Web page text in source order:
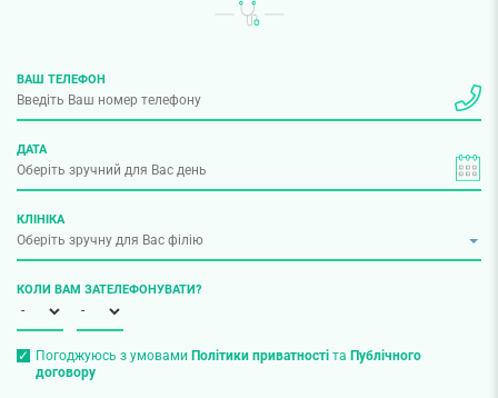
ВАШ ТЕЛЕФОН
ДАТА
КЛІНІКА
КОЛИ ВАМ ЗАТЕЛЕФОНУВАТИ?
Погоджуюсь з умовами Політики приватностіта Публічного
договору